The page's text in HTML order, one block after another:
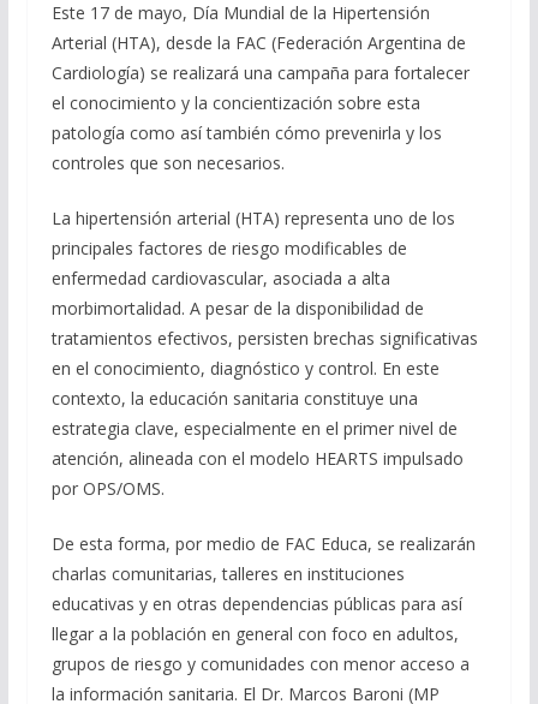
Este 17 de mayo, Día Mundial de la Hipertensión
Arterial (HTA), desde la FAC (Federación Argentina de
Cardiología) se realizará una campaña para fortalecer
el conocimiento y la concientización sobre esta
patología como así también cómo prevenirla y los
controles que son necesarios.
La hipertensión arterial (HTA) representa uno de los
principales factores de riesgo modificables de
enfermedad cardiovascular, asociada a alta
morbimortalidad. A pesar de la disponibilidad de
tratamientos efectivos, persisten brechas significativas
en el conocimiento, diagnóstico y control. En este
contexto, la educación sanitaria constituye una
estrategia clave, especialmente en el primer nivel de
atención, alineada con el modelo HEARTS impulsado
por OPS/OMS.
De esta forma, por medio de FAC Educa, se realizarán
charlas comunitarias, talleres en instituciones
educativas y en otras dependencias públicas para así
llegar a la población en general con foco en adultos,
grupos de riesgo y comunidades con menor acceso a
la información sanitaria. El Dr. Marcos Baroni (MP